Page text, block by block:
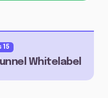
15
Whitelabel